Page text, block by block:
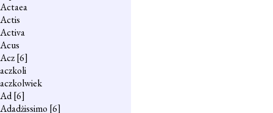
Actaea
Actis
Activa
Acus
Acz[6]
aczkoli
aczkolwiek
Ad[6]
Adadżissimo [6]